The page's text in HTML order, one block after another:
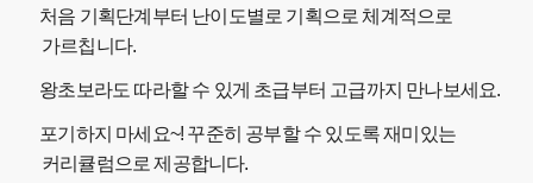
처음 기획단계부터 난이도별로 기획으로 체계적으로
가르칩니다.
왕초보라도 따라할 수 있게 초급부터 고급까지 만나보세요.
포기하지 마세요~! 꾸준히 공부할 수 있도록 재미있는
커리큘럼으로 제공합니다.